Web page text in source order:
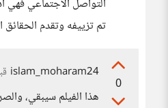
التواصل الاجتماعي فهي
تم تزييفه وتقدم الحقائق
0
islam_moharam24
هذا الفيلم سيبقي،